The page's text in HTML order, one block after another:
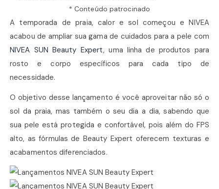
* Conteúdo patrocinado
A temporada de praia, calor e sol começou e NIVEA
acabou de ampliar sua gama de cuidados para a pele com
NIVEA SUN Beauty Expert, uma linha de produtos para
rosto e corpo específicos para cada tipo de
necessidade.
O objetivo desse lançamento é você aproveitar não só o
sol da praia, mas também o seu dia a dia, sabendo que
sua pele está protegida e confortável, pois além do FPS
alto, as fórmulas de Beauty Expert oferecem texturas e
acabamentos diferenciados.